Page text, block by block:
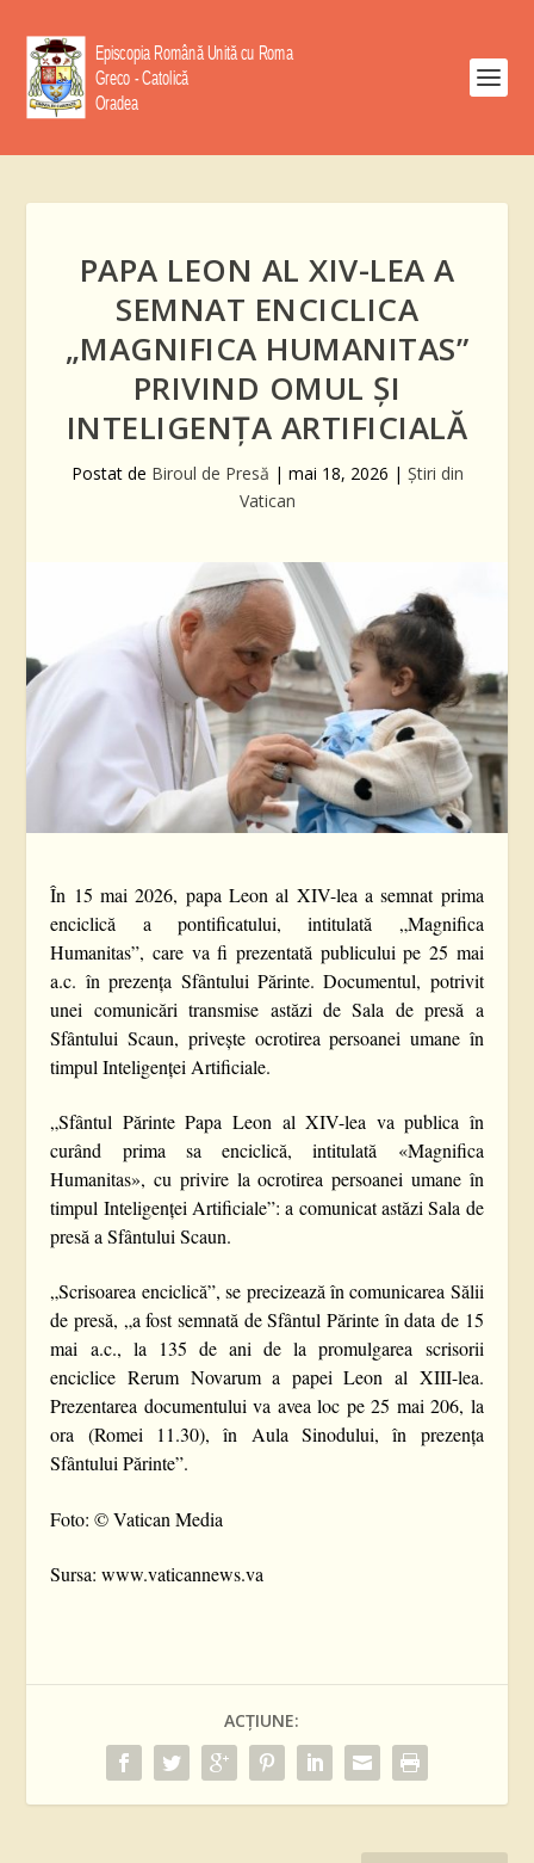
PAPA LEON AL XIV-LEA A
SEMNAT ENCICLICA
„MAGNIFICA HUMANITAS”
PRIVIND OMUL ȘI
INTELIGENȚA ARTIFICIALĂ
Postat de Biroul de Presă | mai 18, 2026 | Știri din
Vatican
În 15 mai 2026, papa Leon al XIV-lea a semnat prima
enciclică a pontificatului, intitulată „Magnifica
Humanitas”, care va fi prezentată publicului pe 25 mai
a.c. în prezența Sfântului Părinte. Documentul, potrivit
unei comunicări transmise astăzi de Sala de presă a
Sfântului Scaun, privește ocrotirea persoanei umane în
timpul Inteligenței Artificiale.
„Sfântul Părinte Papa Leon al XIV-lea va publica în
curând prima sa enciclică, intitulată «Magnifica
Humanitas», cu privire la ocrotirea persoanei umane în
timpul Inteligenței Artificiale”: a comunicat astăzi Sala de
presă a Sfântului Scaun.
„Scrisoarea enciclică”, se precizează în comunicarea Sălii
de presă, „a fost semnată de Sfântul Părinte în data de 15
mai a.c., la 135 de ani de la promulgarea scrisorii
enciclice Rerum Novarum a papei Leon al XIII-lea.
Prezentarea documentului va avea loc pe 25 mai 206, la
ora (Romei 11.30), în Aula Sinodului, în prezența
Sfântului Părinte”.
Foto: © Vatican Media
Sursa: www.vaticannews.va
ACȚIUNE: